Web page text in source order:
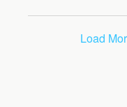
Load